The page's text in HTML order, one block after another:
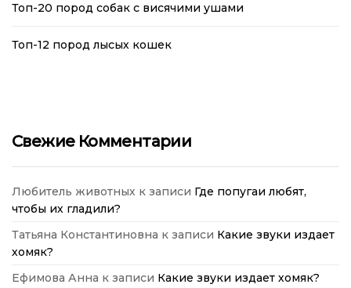
Топ-20 пород собак с висячими ушами
Топ-12 пород лысых кошек
Свежие Комментарии
Любитель животных к записи Где попугаи любят,
чтобы их гладили?
Татьяна Константиновна к записи Какие звуки издает
хомяк?
Ефимова Анна к записи Какие звуки издает хомяк?